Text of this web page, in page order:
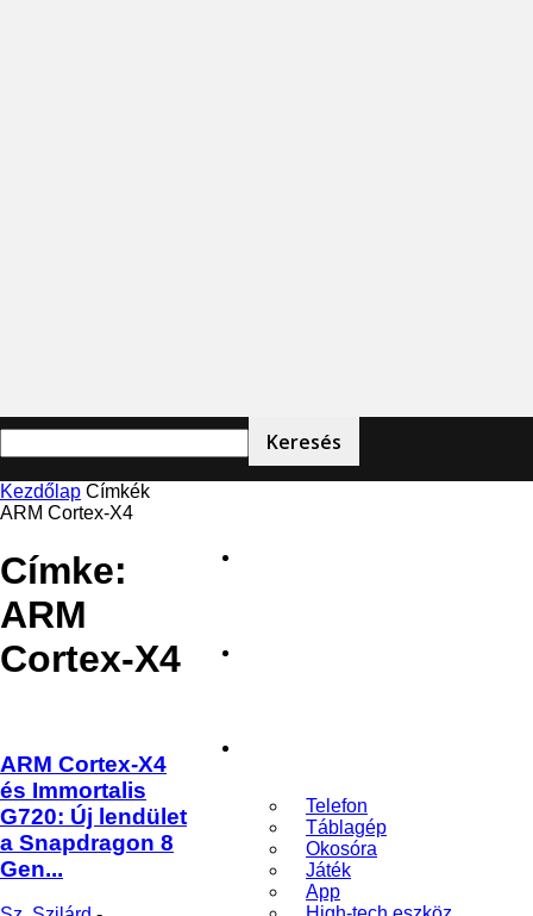
Telefon
Táblagép
Okosóra
Játék
App
Kezdőlap Címkék
ARM Cortex-X4
Címke:
ARM
Cortex-X4
ARM Cortex-X4
és Immortalis
G720: Új lendület
a Snapdragon 8
Gen...